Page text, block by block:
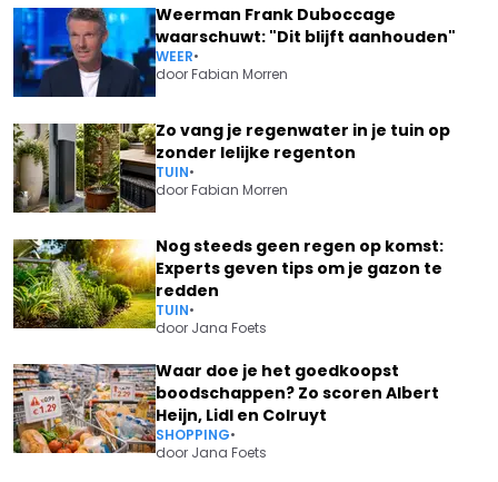
Weerman Frank Duboccage
waarschuwt: "Dit blijft aanhouden"
WEER•
doorFabian Morren
Zo vang je regenwater in je tuin op
zonder lelijke regenton
TUIN•
doorFabian Morren
Nog steeds geen regen op komst:
Experts geven tips om je gazon te
redden
TUIN•
door Jana Foets
Waar doe je het goedkoopst
boodschappen? Zo scoren Albert
Heijn, Lidl en Colruyt
SHOPPING•
door Jana Foets